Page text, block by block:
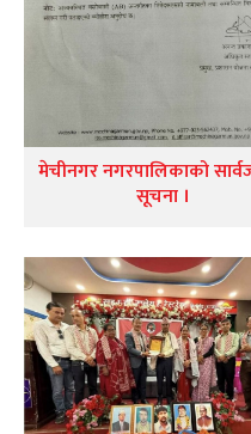
मेचीनगर नगरपालिकाको
सूचना ।